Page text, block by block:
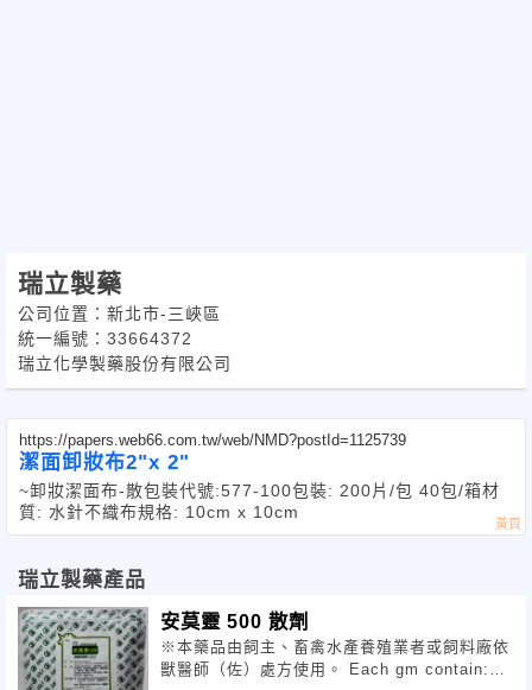
瑞立製藥
公司位置：新北市-三峽區
統一編號：33664372
瑞立化學製藥股份有限公司
https://papers.web66.com.tw/web/NMD?postId=1125739
潔面卸妝布2"x 2"
~卸妝潔面布-散包裝代號:577-100包裝: 200片/包 40包/箱材
質: 水針不織布規格: 10cm x 10cm
瑞立製藥產品
安莫靈 500 散劑
※本藥品由飼主、畜禽水產養殖業者或飼料廠依
獸醫師（佐）處方使用。 Each gm contain: